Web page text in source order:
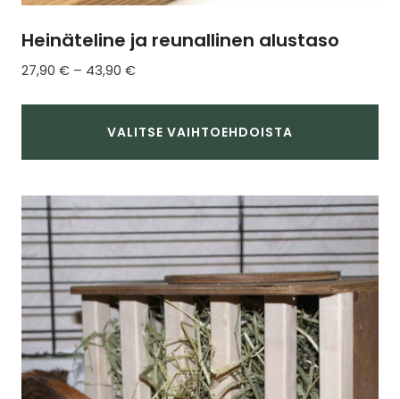
Heinäteline ja reunallinen alustaso
27,90 € – 43,90 €Hintaluokka:
-
43,90 €
VALITSE VAIHTOEHDOISTA
tuotteella
on
useampi
muunnelma.
Voit
tehdä
valinnat
tuotteen
sivulla.